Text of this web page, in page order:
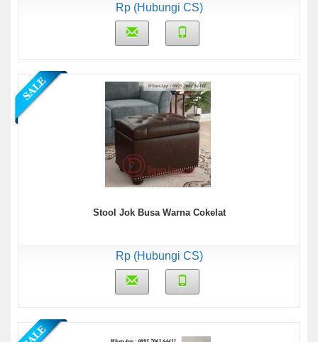
Rp (Hubungi CS)
Stool Jok Busa Warna Cokelat
Rp (Hubungi CS)